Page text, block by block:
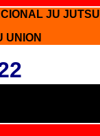
JU JUTSU
UNION